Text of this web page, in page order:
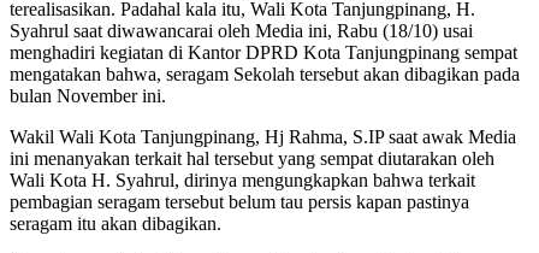
terealisasikan. Padahal kala itu, Wali Kota Tanjungpinang, H.
Syahrul saat diwawancarai oleh Media ini, Rabu (18/10) usai
menghadiri kegiatan di Kantor DPRD Kota Tanjungpinang sempat
mengatakan bahwa, seragam Sekolah tersebut akan dibagikan pada
bulan November ini.
Wakil Wali Kota Tanjungpinang, Hj Rahma, S.IP saat awak Media
ini menanyakan terkait hal tersebut yang sempat diutarakan oleh
Wali Kota H. Syahrul, dirinya mengungkapkan bahwa terkait
pembagian seragam tersebut belum tau persis kapan pastinya
seragam itu akan dibagikan.